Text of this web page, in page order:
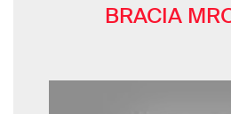
BRACIA